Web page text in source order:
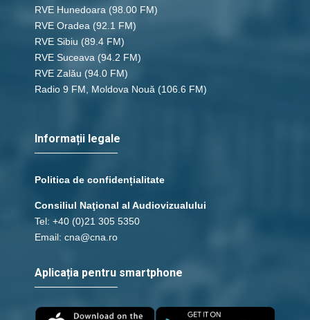
RVE Hunedoara (98.00 FM)
RVE Oradea (92.1 FM)
RVE Sibiu (89.4 FM)
RVE Suceava (94.2 FM)
RVE Zalău (94.0 FM)
Radio 9 FM, Moldova Nouă (106.6 FM)
Informații legale
Politica de confidențialitate
Consiliul Naţional al Audiovizualului
Tel: +40 (0)21 305 5350
Email: cna@cna.ro
Aplicația pentru smartphone